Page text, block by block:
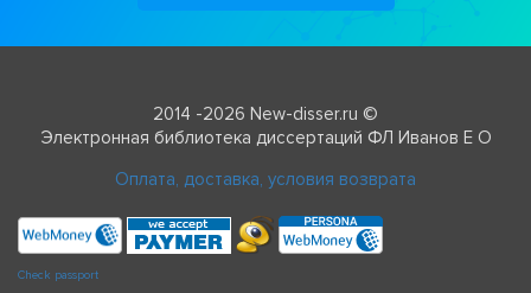
2014 -2026 New-disser.ru ©
Электронная библиотека диссертаций ФЛ Иванов Е О
Оплата, доставка, условия возврата
Check passport